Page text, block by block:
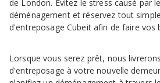
de London. Évitez le stress causé par
déménagement et réservez tout
d'entreposage Cubeit afin de faire vos
Lorsque vous serez prêt, nous
d'entreposage à votre nouvelle